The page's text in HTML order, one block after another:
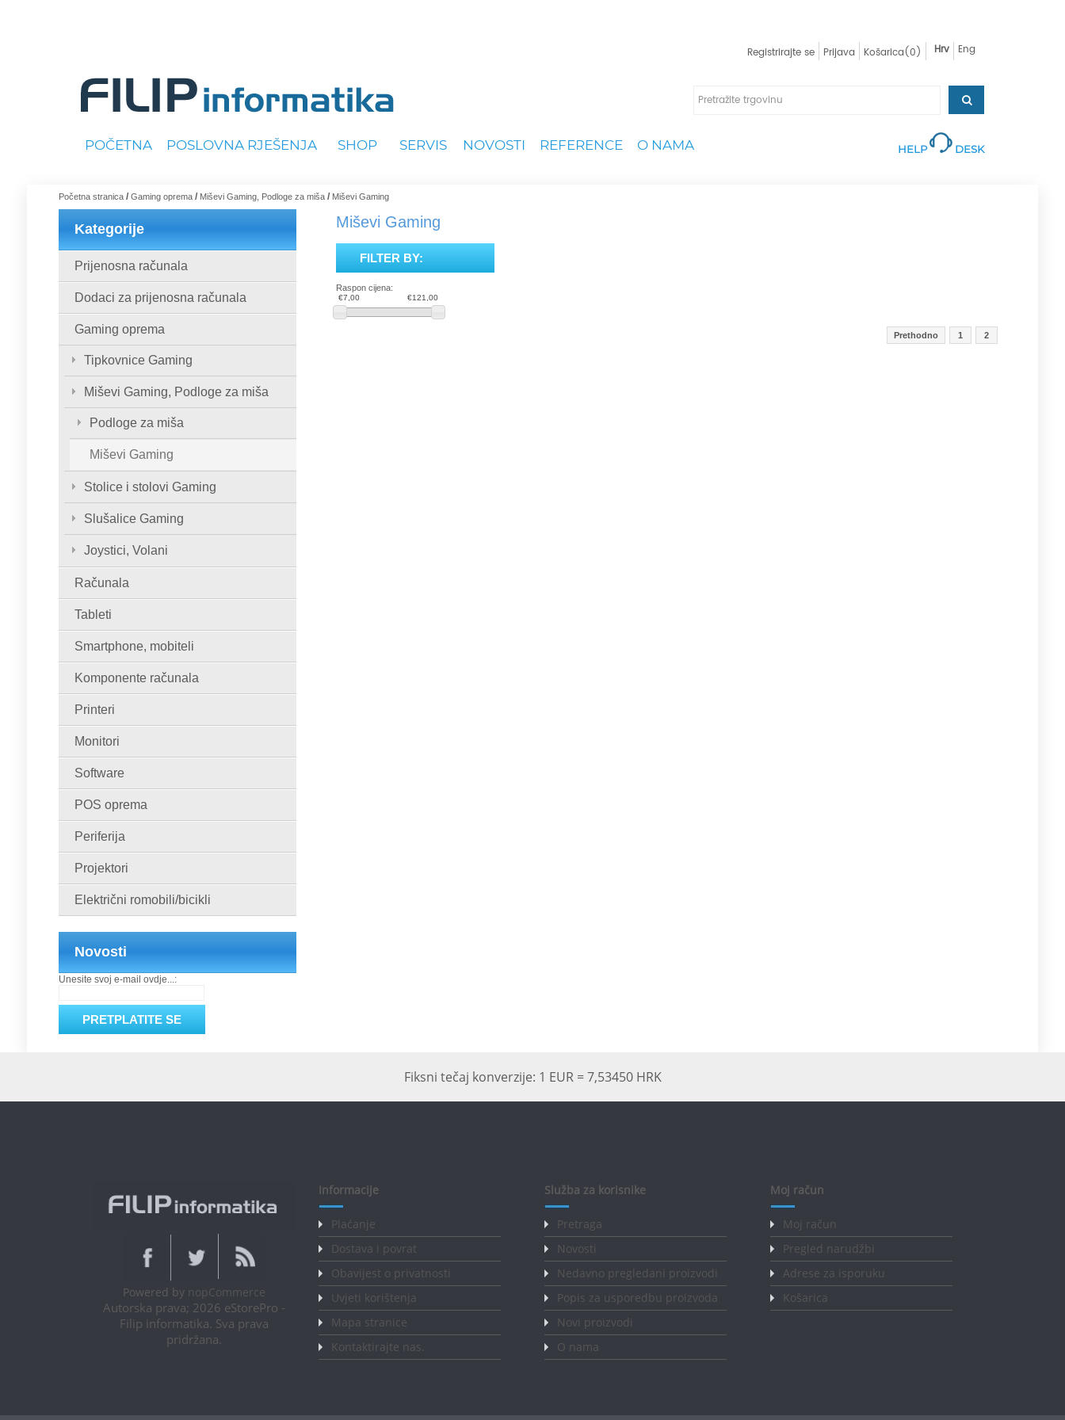
Registrirajte se Prijava Košarica(0) Hrv Eng
POČETNA POSLOVNA RJEŠENJA SHOP SERVIS NOVOSTI REFERENCE O NAMA HELP DESK
Početna stranica / Gaming oprema / Miševi Gaming, Podloge za miša / Miševi Gaming
Kategorije
Prijenosna računala
Dodaci za prijenosna računala
Gaming oprema
Tipkovnice Gaming
Miševi Gaming, Podloge za miša
Podloge za miša
Miševi Gaming
Stolice i stolovi Gaming
Slušalice Gaming
Joystici, Volani
Računala
Tableti
Smartphone, mobiteli
Komponente računala
Printeri
Monitori
Software
POS oprema
Periferija
Projektori
Električni romobili/bicikli
Novosti
Unesite svoj e-mail ovdje...:
Miševi Gaming
FILTER BY:
Raspon cijena:
€7,00 €121,00
Prethodno 1 2
Fiksni tečaj konverzije: 1 EUR = 7,53450 HRK
Powered by nopCommerce
Autorska prava; 2026 eStorePro -
Filip informatika. Sva prava
pridržana.
Informacije
Plaćanje
Dostava i povrat
Obavijest o privatnosti
Uvjeti korištenja
Mapa stranice
Kontaktirajte nas.
Služba za korisnike
Pretraga
Novosti
Nedavno pregledani proizvodi
Popis za usporedbu proizvoda
Novi proizvodi
O nama
Moj račun
Moj račun
Pregled narudžbi
Adrese za isporuku
Košarica